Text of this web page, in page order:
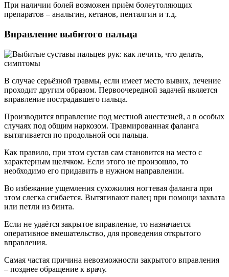
При наличии болей возможен приём болеутоляющих
препаратов – анальгин, кетанов, пенталгин и т.д.
Вправление выбитого пальца
В случае серьёзной травмы, если имеет место вывих, лечение
проходит другим образом. Первоочередной задачей является
вправление пострадавшего пальца.
Производится вправление под местной анестезией, а в особых
случаях под общим наркозом. Травмированная фаланга
вытягивается по продольной оси пальца.
Как правило, при этом сустав сам становится на место с
характерным щелчком. Если этого не произошло, то
необходимо его придавить в нужном направлении.
Во избежание ущемления сухожилия ногтевая фаланга при
этом слегка сгибается. Вытягивают палец при помощи захвата
или петли из бинта.
Если не удаётся закрытое вправление, то назначается
оперативное вмешательство, для проведения открытого
вправления.
Самая частая причина невозможности закрытого вправления
– позднее обращение к врачу.